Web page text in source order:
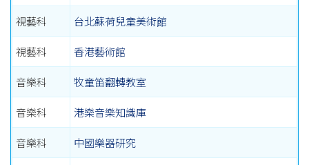
視藝科 台北蘇荷兒童美術館
視藝科 香港藝術館
音樂科 牧童笛翻轉教室
音樂科 港樂音樂知識庫
音樂科 中國樂器研究